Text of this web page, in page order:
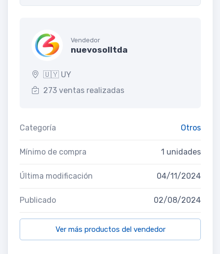
Vendedor
nuevosolltda
🇺🇾 UY
273 ventas realizadas
Categoría Otros
Mínimo de compra 1 unidades
Última modificación 04/11/2024
Publicado 02/08/2024
Ver más productos del vendedor